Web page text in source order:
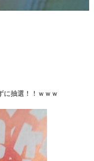
に抽選！！ｗｗｗ